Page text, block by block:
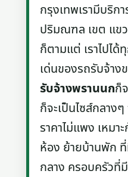
กรุงเทพเรามีบริก
ปริมณฑล เขต แขว
ก็ตามแต่ เราไปไ
เด่นของรถรับจ้าง
รับจ้างพรานนกก็
ก็จะเป็นไซส์กลาง
ราคาไม่แพง เหมา
ห้อง ย้ายบ้านพัก
กลาง ครอบครัวที่